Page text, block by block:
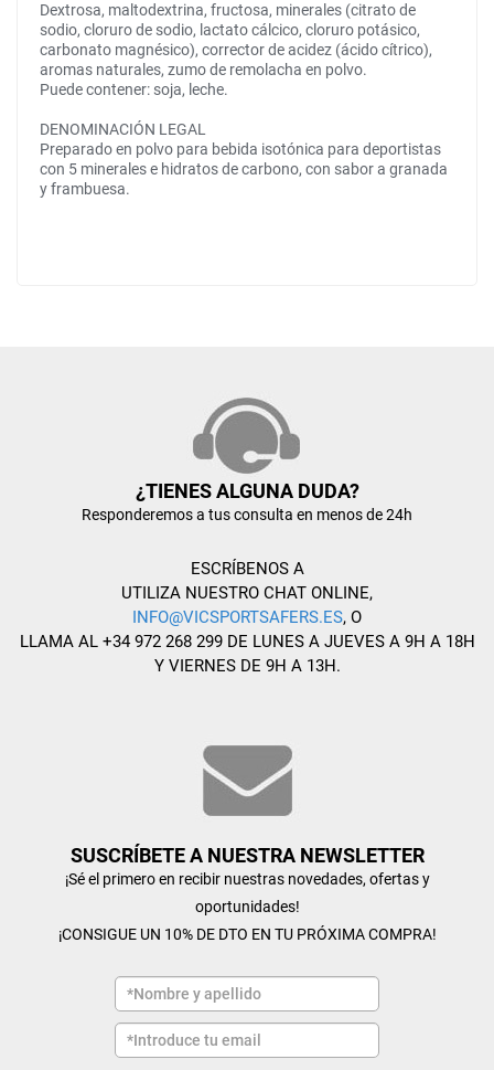
Dextrosa, maltodextrina, fructosa, minerales (citrato de
sodio, cloruro de sodio, lactato cálcico, cloruro potásico,
carbonato magnésico), corrector de acidez (ácido cítrico),
aromas naturales, zumo de remolacha en polvo.
Puede contener: soja, leche.
DENOMINACIÓN LEGAL
Preparado en polvo para bebida isotónica para deportistas
con 5 minerales e hidratos de carbono, con sabor a granada
y frambuesa.
¿TIENES ALGUNA DUDA?
Responderemos a tus consulta en menos de 24h
ESCRÍBENOS A
UTILIZA NUESTRO CHAT ONLINE,
INFO@VICSPORTSAFERS.ES, O
LLAMA AL +34 972 268 299 DE LUNES A JUEVES A 9H A 18H
Y VIERNES DE 9H A 13H.
SUSCRÍBETE A NUESTRA NEWSLETTER
¡Sé el primero en recibir nuestras novedades, ofertas y
oportunidades!
¡CONSIGUE UN 10% DE DTO EN TU PRÓXIMA COMPRA!